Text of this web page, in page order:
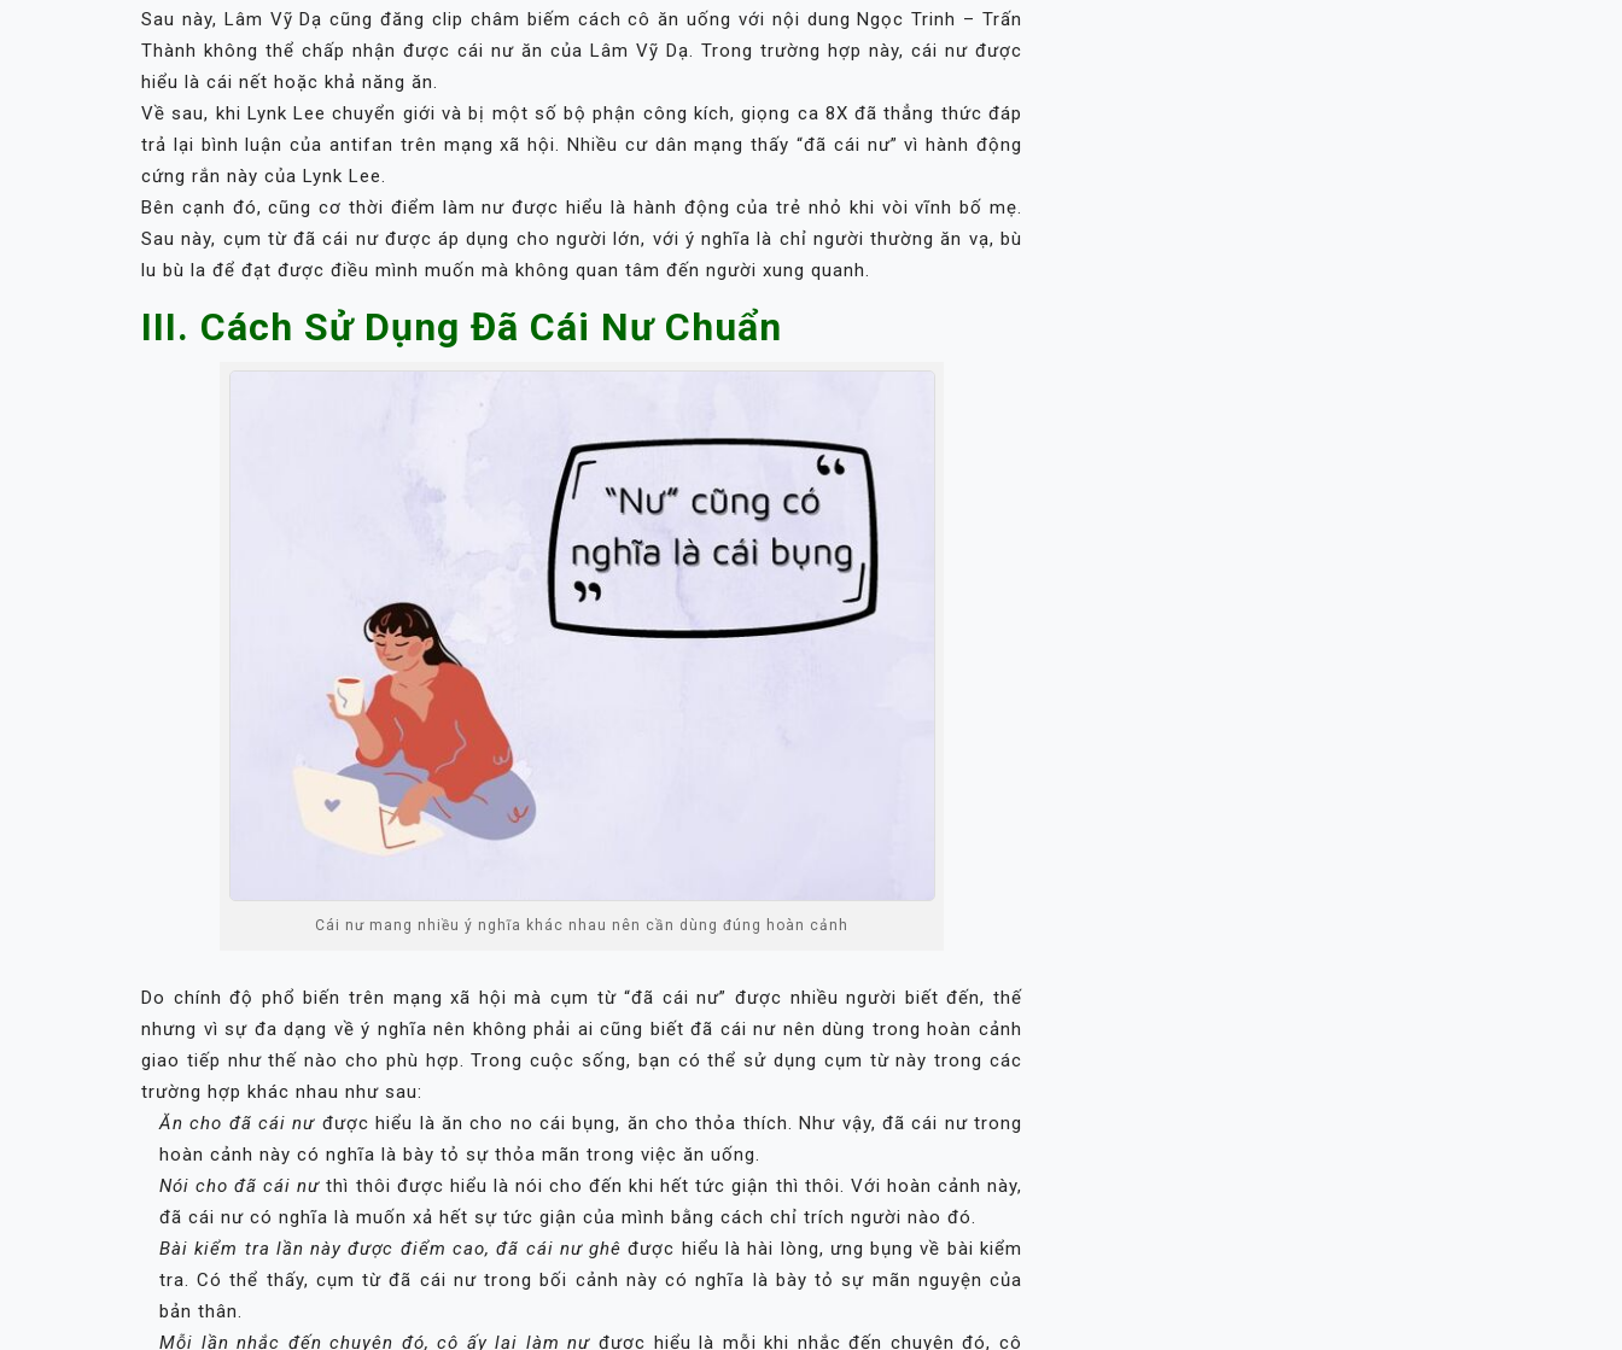
Sau này, Lâm Vỹ Dạ cũng đăng clip châm biếm cách cô ăn uống với nội dung Ngọc Trinh – Trấn
Thành không thể chấp nhận được cái nư ăn của Lâm Vỹ Dạ. Trong trường hợp này, cái nư được
hiểu là cái nết hoặc khả năng ăn.
Về sau, khi Lynk Lee chuyển giới và bị một số bộ phận công kích, giọng ca 8X đã thẳng thức đáp
trả lại bình luận của antifan trên mạng xã hội. Nhiều cư dân mạng thấy “đã cái nư” vì hành động
cứng rắn này của Lynk Lee.
Bên cạnh đó, cũng cơ thời điểm làm nư được hiểu là hành động của trẻ nhỏ khi vòi vĩnh bố mẹ.
Sau này, cụm từ đã cái nư được áp dụng cho người lớn, với ý nghĩa là chỉ người thường ăn vạ, bù
lu bù la để đạt được điều mình muốn mà không quan tâm đến người xung quanh.
III. Cách Sử Dụng Đã Cái Nư Chuẩn
Cái nư mang nhiều ý nghĩa khác nhau nên cần dùng đúng hoàn cảnh
Do chính độ phổ biến trên mạng xã hội mà cụm từ “đã cái nư” được nhiều người biết đến, thế
nhưng vì sự đa dạng về ý nghĩa nên không phải ai cũng biết đã cái nư nên dùng trong hoàn cảnh
giao tiếp như thế nào cho phù hợp. Trong cuộc sống, bạn có thể sử dụng cụm từ này trong các
trường hợp khác nhau như sau:
Ăn cho đã cái nư được hiểu là ăn cho no cái bụng, ăn cho thỏa thích. Như vậy, đã cái nư trong
hoàn cảnh này có nghĩa là bày tỏ sự thỏa mãn trong việc ăn uống.
Nói cho đã cái nư thì thôi được hiểu là nói cho đến khi hết tức giận thì thôi. Với hoàn cảnh này,
đã cái nư có nghĩa là muốn xả hết sự tức giận của mình bằng cách chỉ trích người nào đó.
Bài kiểm tra lần này được điểm cao, đã cái nư ghê được hiểu là hài lòng, ưng bụng về bài kiểm
tra. Có thể thấy, cụm từ đã cái nư trong bối cảnh này có nghĩa là bày tỏ sự mãn nguyện của
bản thân.
Mỗi lần nhắc đến chuyện đó, cô ấy lại làm nư được hiểu là mỗi khi nhắc đến chuyện đó, cô